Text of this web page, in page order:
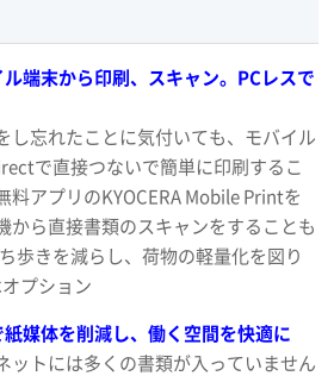
端末から印刷、スキャン。PCレスで
し忘れたことに気付いても、モバイル
で直接つないで簡単に印刷するこ
料アプリのKYOCERA Mobile Printを
から直接書類のスキャンをすることも
歩きを減らし、荷物の軽量化を図り
プション
媒体を削減し、働く空間を快適に
ットには多くの書類が入っていません